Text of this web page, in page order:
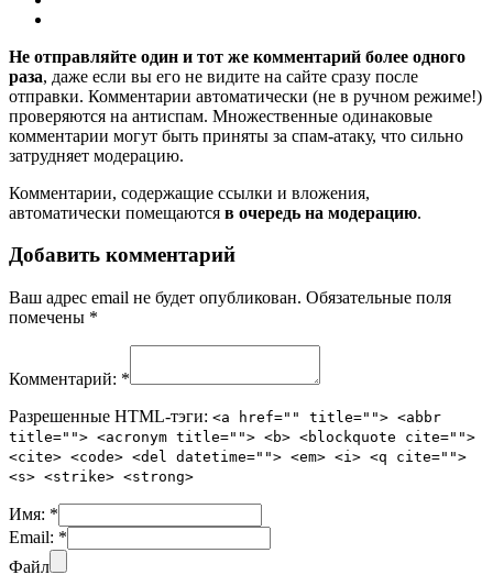
Не отправляйте один и тот же комментарий более одного
раза, даже если вы его не видите на сайте сразу после
отправки. Комментарии автоматически (не в ручном режиме!)
проверяются на антиспам. Множественные одинаковые
комментарии могут быть приняты за спам-атаку, что сильно
затрудняет модерацию.
Комментарии, содержащие ссылки и вложения,
автоматически помещаются в очередь на модерацию.
Добавить комментарий
Ваш адрес email не будет опубликован. Обязательные поля
помечены *
Комментарий: *
Разрешенные HTML-тэги: <a href="" title=""> <abbr
title=""> <acronym title=""> <b> <blockquote cite="">
<cite> <code> <del datetime=""> <em> <i> <q cite="">
<s> <strike> <strong>
Имя: *
Email: *
Файл